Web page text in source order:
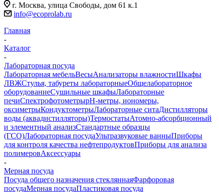
г. Москва, улица Свободы, дом 61 к.1
info@ecoprolab.ru
Главная
-
Каталог
-
Лабораторная посуда
Лабораторная мебельВесыАнализаторы влажностиШкафы
ЛВЖСтулья, табуреты лабораторныеОбщелабораторное
оборудованиеСушильные шкафыЛабораторные
печиСпектрофотометрыpH-метры, иономеры,
оксиметрыКондуктометрыЛабораторные ситаДистилляторы
воды (аквадистилляторы)ТермостатыАтомно-абсорбционный
и элементный анализСтандартные образцы
(ГСО)Лабораторная посудаУльтразвуковые ванныПриборы
для контроля качества нефтепродуктовПриборы для анализа
полимеровАксессуары
-
Мерная посуда
Посуда общего назначения стекляннаяФарфоровая
посудаМерная посудаПластиковая посуда